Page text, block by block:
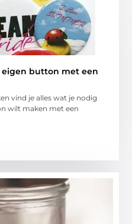
eigen button met een
vind je alles wat je nodig
wilt maken met een